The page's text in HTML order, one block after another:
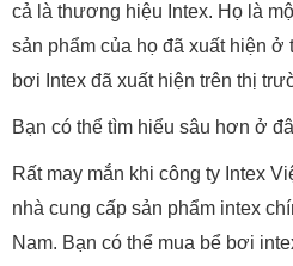
cả là thương hiệu Intex. Họ là
sản phẩm của họ đã xuất hiện
bơi Intex đã xuất hiện trên thị
Bạn có thể tìm hiểu sâu hơn ở
Rất may mắn khi công ty Intex
nhà cung cấp sản phẩm intex
Nam. Bạn có thể mua bể bơi